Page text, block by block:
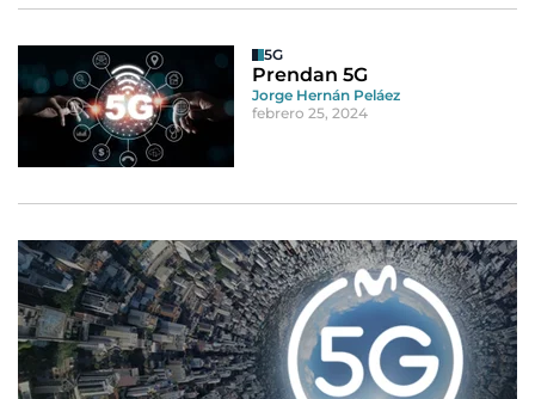
5G
Prendan 5G
Jorge Hernán Peláez
febrero 25, 2024